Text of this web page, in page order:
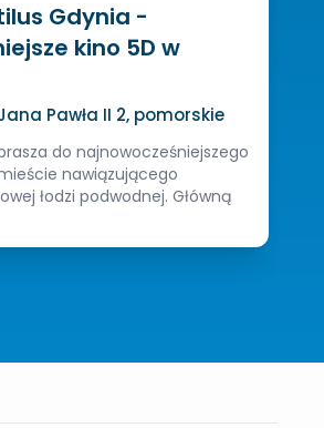
Gdynia -
kino 5D w
Pawła II 2, pomorskie
do najnowocześniejszego
nawiązującego
łodzi podwodnej. Główną